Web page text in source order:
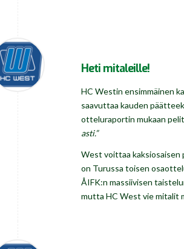
Heti mitaleille!
HC Westin ensimmäinen
saavuttaa kauden
otteluraportin mukaan
asti.”
West voittaa kaksiosaisen
on Turussa toisen
ÅIFK:n massiivisen
mutta HC West vie mitalit